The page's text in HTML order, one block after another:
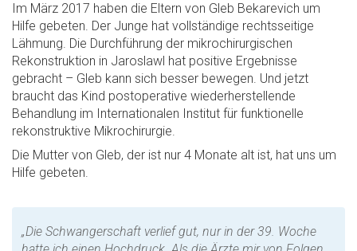
Im März 2017 haben die Eltern von Gleb Bekarevich um
Hilfe gebeten. Der Junge hat vollständige rechtsseitige
Lähmung. Die Durchführung der mikrochirurgischen
Rekonstruktion in Jaroslawl hat positive Ergebnisse
gebracht – Gleb kann sich besser bewegen. Und jetzt
braucht das Kind postoperative wiederherstellende
Behandlung im Internationalen Institut für funktionelle
rekonstruktive Mikrochirurgie.
Die Mutter von Gleb, der ist nur 4 Monate alt ist, hat uns um
Hilfe gebeten.
„Die Schwangerschaft verlief gut, nur in der 39. Woche